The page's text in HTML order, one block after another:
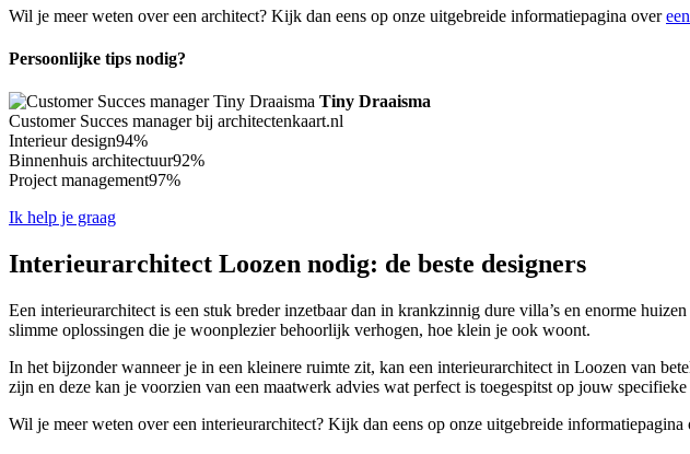
Wil je meer weten over een architect? Kijk dan eens op onze uitgebreide informatiepagina over
Persoonlijke tips nodig?
Tiny Draaisma
Customer Succes manager bij architectenkaart.nl
Interieur design94%
Binnenhuis architectuur92%
Project management97%
Ik help je graag
Interieurarchitect Loozen nodig: de beste designers
Een interieurarchitect is een stuk breder inzetbaar dan in krankzinnig dure villa’s en enorme
slimme oplossingen die je woonplezier behoorlijk verhogen, hoe klein je ook woont.
In het bijzonder wanneer je in een kleinere ruimte zit, kan een interieurarchitect in Loozen van
zijn en deze kan je voorzien van een maatwerk advies wat perfect is toegespitst op jouw
Wil je meer weten over een interieurarchitect? Kijk dan eens op onze uitgebreide informatiepagina